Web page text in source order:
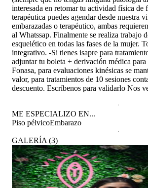
interesada en retomar tu actividad física de
terapéutica puedes agendar desde nuestra
embarazadas o terapéutico, ambas
al Whatssap. Finalmente se realiza trabajo
esquelético en todas las fases de la mujer.
integrativo. -Si tienes isapre para
adjuntar tu boleta + derivación médica
Fonasa, para evaluaciones kinésicas se
valor, para tratamientos de 10 sesiones
descuento. Escríbenos para validarlo Nos
ME ESPECIALIZO EN...
Piso pélvicoEmbarazo
GALERÍA (3)